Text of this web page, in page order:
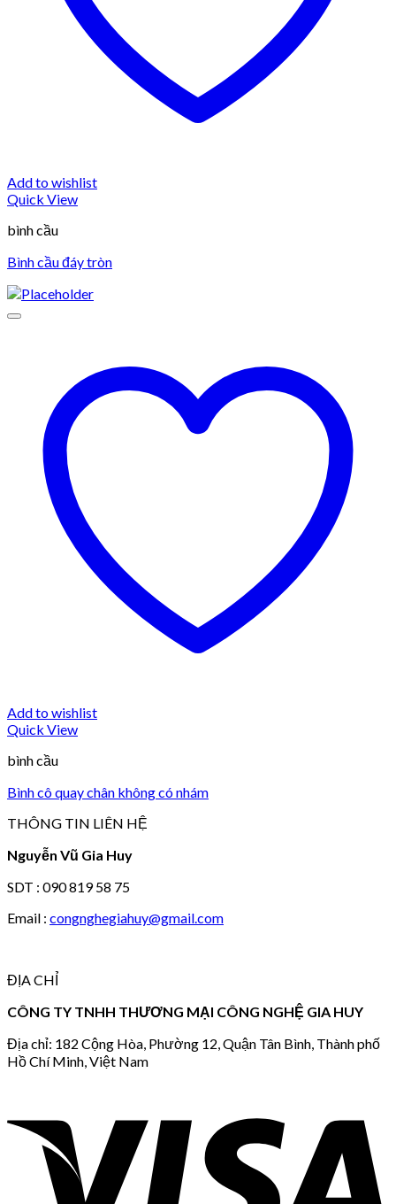
Add to wishlist
Quick View
bình cầu
Bình cầu đáy tròn
Add to wishlist
Quick View
bình cầu
Bình cô quay chân không có nhám
THÔNG TIN LIÊN HỆ
Nguyễn Vũ Gia Huy
SDT : 090 819 58 75
Email : congnghegiahuy@gmail.com
ĐỊA CHỈ
CÔNG TY TNHH THƯƠNG MẠI CÔNG NGHỆ GIA HUY
Địa chỉ: 182 Cộng Hòa, Phường 12, Quận Tân Bình, Thành phố
Hồ Chí Minh, Việt Nam